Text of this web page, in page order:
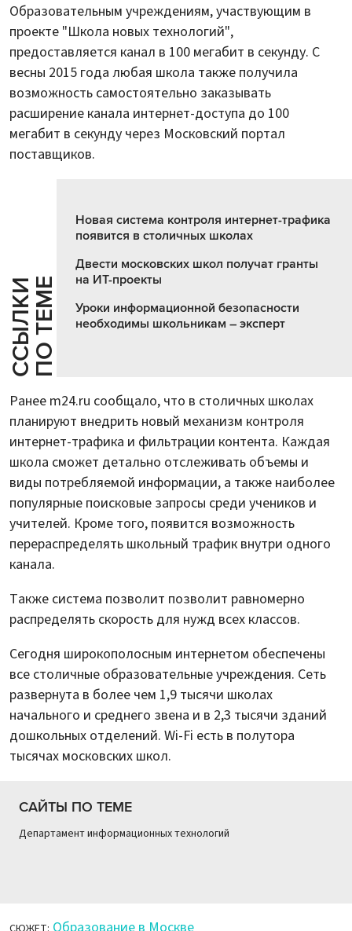
Образовательным учреждениям, участвующим в
проекте "Школа новых технологий",
предоставляется канал в 100 мегабит в секунду. С
весны 2015 года любая школа также получила
возможность самостоятельно заказывать
расширение канала интернет-доступа до 100
мегабит в секунду через Московский портал
поставщиков.
С
С
Ы
Л
К
И
П
О
Т
Е
МЕ
Новая система контроля интернет-трафика
появится в столичных школах
Двести московских школ получат гранты
на ИТ-проекты
Уроки информационной безопасности
необходимы школьникам – эксперт
Ранее m24.ru сообщало, что в столичных школах
планируют внедрить новый механизм контроля
интернет-трафика и фильтрации контента. Каждая
школа сможет детально отслеживать объемы и
виды потребляемой информации, а также наиболее
популярные поисковые запросы среди учеников и
учителей. Кроме того, появится возможность
перераспределять школьный трафик внутри одного
канала.
Также система позволит позволит равномерно
распределять скорость для нужд всех классов.
Сегодня широкополосным интернетом обеспечены
все столичные образовательные учреждения. Сеть
развернута в более чем 1,9 тысячи школах
начального и среднего звена и в 2,3 тысячи зданий
дошкольных отделений. Wi-Fi есть в полутора
тысячах московских школ.
САЙТЫ ПО ТЕМЕ
Департамент информационных технологий